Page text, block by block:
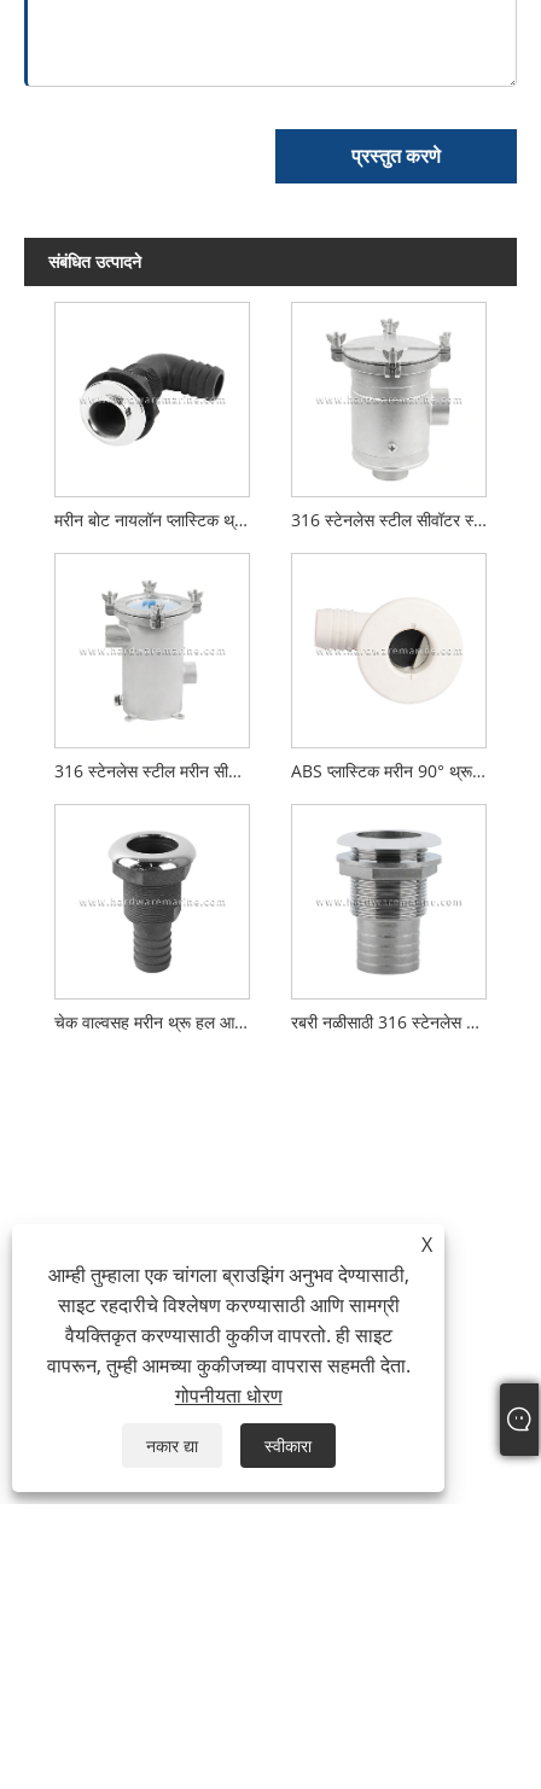
प्रस्तुत करणे
संबंधित उत्पादने
मरीन बोट नायलॉन प्लास्टिक थ्रू हल ड्रेन फ्लेअरिंग आणि स्टेनलेस स्टील टॉप कव्हरसह 316 स्टेनलेस स्टील सीवॉटर स्ट्रेनर
316 स्टेनलेस स्टील मरीन सीवॉटर स्ट्रेनर ABS प्लास्टिक मरीन 90° थ्रू-हल फिटिंग
चेक वाल्वसह मरीन थ्रू हल आउटलेट रबरी नळीसाठी 316 स्टेनलेस स्टील थ्रू-हल फिटिंग्ज
X
आम्ही तुम्हाला एक चांगला ब्राउझिंग अनुभव देण्यासाठी,
साइट रहदारीचे विश्लेषण करण्यासाठी आणि सामग्री
वैयक्तिकृत करण्यासाठी कुकीज वापरतो. ही साइट
वापरून, तुम्ही आमच्या कुकीजच्या वापरास सहमती देता.
गोपनीयता धोरण
नकार द्या स्वीकारा